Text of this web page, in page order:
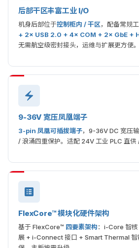
后部干区丰富工业 I/O
机身后部位于控制柜内 / 干区，配备常规工
+ 2× USB 2.0 + 4× COM + 2× GbE +
无需航空级密封接头，运维与扩展更方便。
9-36V 宽压凤凰端子
3-pin 凤凰可插拔端子，9-36V DC 宽压
/ 浪涌四重保护。适配 24V 工业 PLC 直供 /
FlexCore™ 模块化硬件架构
基于 FlexCore™ 四要素架构：i-Core 智
展 + i-Connect 接口 + Smart Thermal 智